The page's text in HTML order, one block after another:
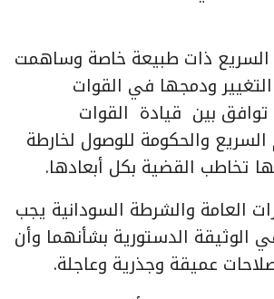
ذات طبيعة خاصة وساهمت
ودمجها في القوات
بين قيادة القوات
والحكومة للوصول لخارطة
تخاطب القضية بكل أبعادها.
العامة والشرطة السودانية يجب
الوثيقة الدستورية بشأنهما وأن
عميقة وجذرية وعاجلة.